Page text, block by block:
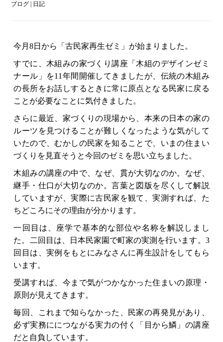
ブログ 日記
今月8日から「古民家再生ゼミ」が始まりました。
すでに、木組みの家づくり講座「木組のデザインゼミ
ナール」を11年間開催してきましたが、伝統の木組み
の長所をお話しするときに常に原点となる民家に戻る
ことが必要なことに気付きました。
さらに最近、家づくりの現場から、本来の日本の家の
ルーツを見つけることが難しくなったような気がして
いたので、むかしの民家を知ることで、いまの住まい
づくりを見直そうと今回のゼミを思い立ちました。
木組みの講座の中で、なぜ、貫が大切なのか。なぜ、
継手・仕口が大切なのか。言葉と図版を尽くして解説
していますが、実際に古民家を観て、実測すれば、た
ちどころにその理由が分かります。
一回目は、座学で基本的な部位や名称を解説しまし
た。二回目は、日本民家園で町家の実測を行います。3
回目は、実例をもとにみなさんに再生設計をしてもら
います。
受講すれば、今まで気がつかなかった住まいの原理・
原則が見えてきます。
毎回、これまで知らなかった、民家の再発見があり、
必ず実務ににつながる実力の付く「目から鱗」の講座
だと自負しています。